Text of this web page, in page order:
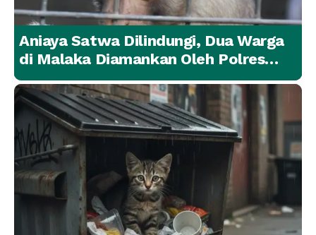
Aniaya Satwa Dilindungi, Dua Warga
di Malaka Diamankan Oleh Polres
Malaka